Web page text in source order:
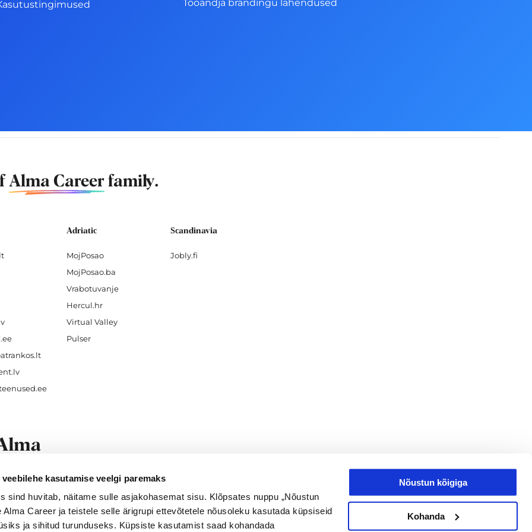
kasutamise veelgi paremaks
sind huvitab, näitame sulle asjakohasemat sisu. Klõpsates nuppu „Nõustun
Alma Career ja teistele selle ärigrupi ettevõtetele nõusoleku kasutada küpsiseid
ja sihitud turunduseks. Küpsiste kasutamist saad kohandada
Nõustun kõigiga
Kohanda
Tööandja brändingu lahendused
Alma Careerfamily.
Adriatic
MojPosao
MojPosao.ba
Vrabotuvanje
Hercul.hr
Virtual Valley
Pulser
Scandinavia
Jobly.fi
work foreveryone.